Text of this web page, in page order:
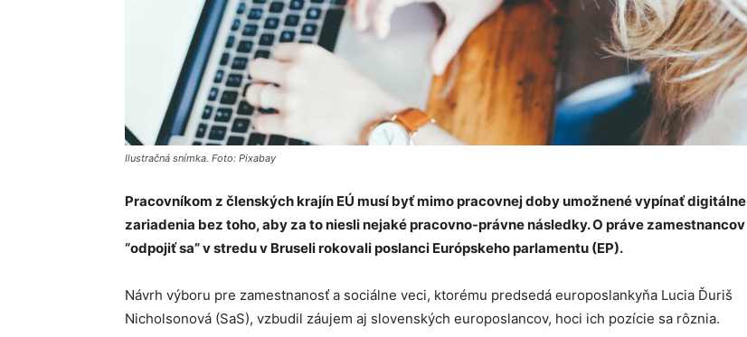
Ilustračná snímka. Foto: Pixabay
Pracovníkom z členských krajín EÚ musí byť mimo pracovnej doby umožnené vypínať digitálne
zariadenia bez toho, aby za to niesli nejaké pracovno-právne následky. O práve zamestnancov
“odpojiť sa” v stredu v Bruseli rokovali poslanci Európskeho parlamentu (EP).
Návrh výboru pre zamestnanosť a sociálne veci, ktorému predsedá europoslankyňa Lucia Ďuriš
Nicholsonová (SaS), vzbudil záujem aj slovenských europoslancov, hoci ich pozície sa rôznia.